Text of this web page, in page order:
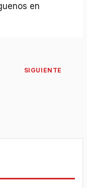
en